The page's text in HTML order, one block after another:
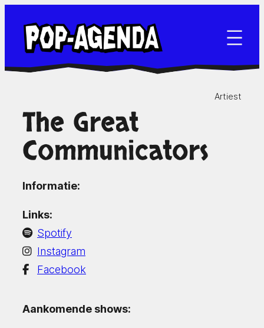
naar
inhoud
Artiest
The Great
Communicators
Informatie:
Links:
Spotify
Instagram
Facebook
Aankomende shows: